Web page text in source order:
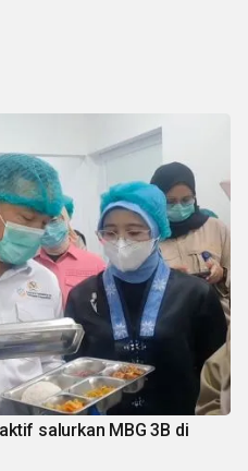
salurkan MBG 3B di